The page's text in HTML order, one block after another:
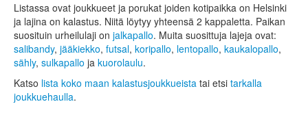
Listassa ovat joukkueet ja porukat joiden kotipaikka on Helsinki
ja lajina on kalastus. Niitä löytyy yhteensä 2 kappaletta. Paikan
suosituin urheilulaji on jalkapallo. Muita suosittuja lajeja ovat:
salibandy, jääkiekko, futsal, koripallo, lentopallo, kaukalopallo,
sähly, sulkapallo ja kuorolaulu.
Katso lista koko maan kalastusjoukkueista tai etsi tarkalla
joukkuehaulla.